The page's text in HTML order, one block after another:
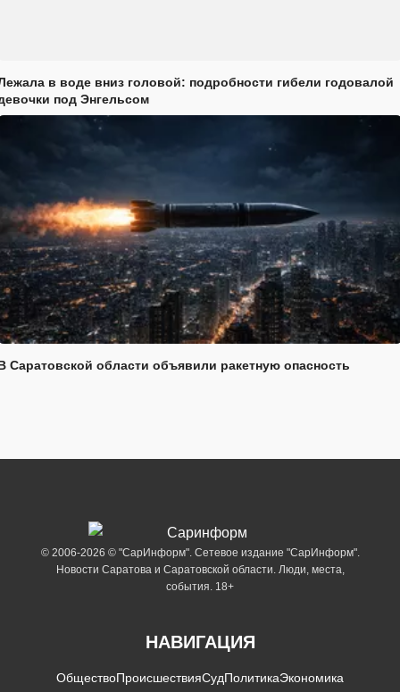
в воде вниз головой: подробности гибели годовалой
под Энгельсом
Саратовской области объявили ракетную опасность
© 2006-2026 © "СарИнформ". Сетевое издание "СарИнформ".
Новости Саратова и Саратовской области. Люди, места,
события. 18+
НАВИГАЦИЯ
ОбществоПроисшествияСудПолитикаЭкономика